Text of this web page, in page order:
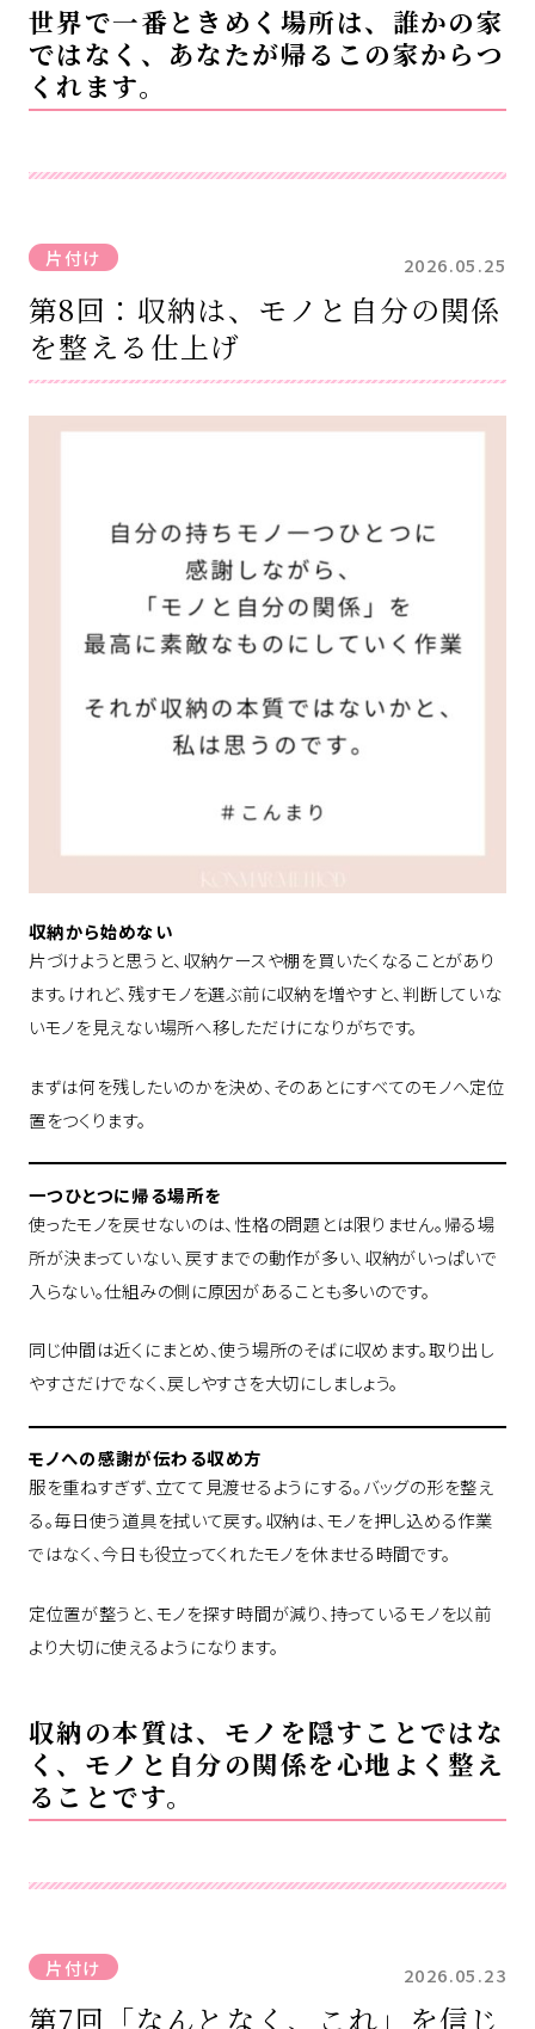
世界で一番ときめく場所は、誰かの家
ではなく、あなたが帰るこの家からつ
くれます。
片付け 2026.05.25
第8回：収納は、モノと自分の関係
を整える仕上げ
収納から始めない
片づけようと思うと、収納ケースや棚を買いたくなることがあり
ます。けれど、残すモノを選ぶ前に収納を増やすと、判断していな
いモノを見えない場所へ移しただけになりがちです。
まずは何を残したいのかを決め、そのあとにすべてのモノへ定位
置をつくります。
一つひとつに帰る場所を
使ったモノを戻せないのは、性格の問題とは限りません。帰る場
所が決まっていない、戻すまでの動作が多い、収納がいっぱいで
入らない。仕組みの側に原因があることも多いのです。
同じ仲間は近くにまとめ、使う場所のそばに収めます。取り出し
やすさだけでなく、戻しやすさを大切にしましょう。
モノへの感謝が伝わる収め方
服を重ねすぎず、立てて見渡せるようにする。バッグの形を整え
る。毎日使う道具を拭いて戻す。収納は、モノを押し込める作業
ではなく、今日も役立ってくれたモノを休ませる時間です。
定位置が整うと、モノを探す時間が減り、持っているモノを以前
より大切に使えるようになります。
収納の本質は、モノを隠すことではな
く、モノと自分の関係を心地よく整え
ることです。
片付け 2026.05.23
第7回「なんとなく、これ」を信じ